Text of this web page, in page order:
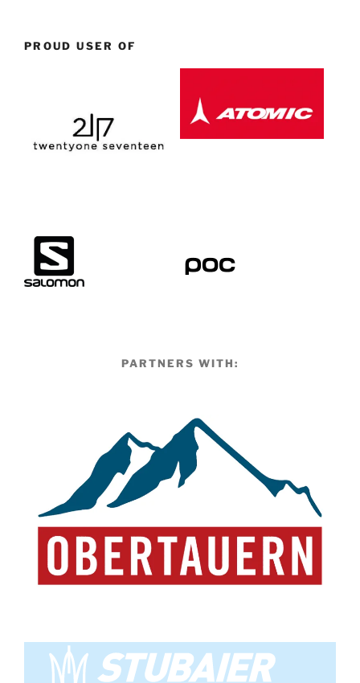
PROUD USER OF
PARTNERS WITH: